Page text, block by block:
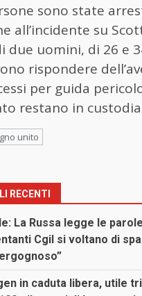
sono state
all’incidente su
due uomini, di 26 e
rispondere
per guida
restano in
unito
RECENTI
La Russa legge le
Cgil si voltano di
in caduta libera, utile